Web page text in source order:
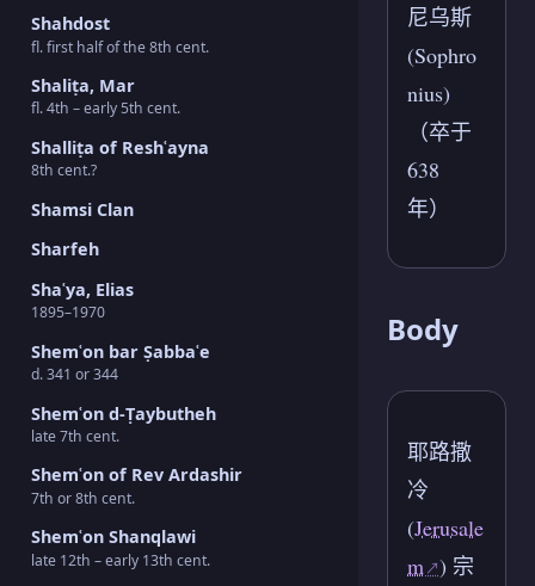
Shahdost
fl. first half of the 8th cent.
Shaliṭa, Mar
fl. 4th – early 5th cent.
Shalliṭa of Reshʿayna
8th cent.?
Shamsi Clan
Sharfeh
Shaʿya, Elias
1895–1970
Shemʿon bar Ṣabbaʿe
d. 341 or 344
Shemʿon d-Ṭaybutheh
late 7th cent.
Shemʿon of Rev Ardashir
7th or 8th cent.
Shemʿon Shanqlawi
late 12th – early 13th cent.
尼乌斯
(Sophro
nius)
（卒于
638
年）
Body
耶路撒
冷
(Jerusale
m ) 宗